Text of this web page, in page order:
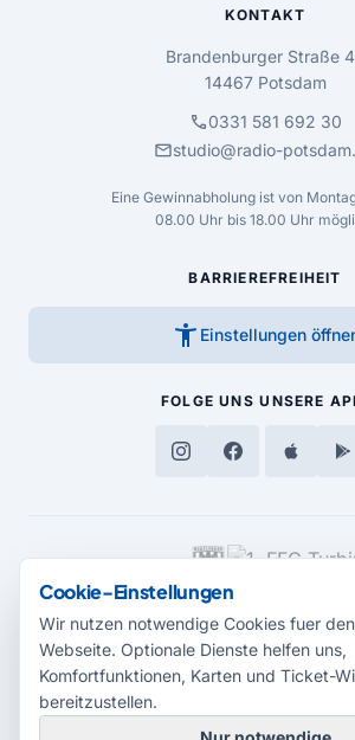
KONTAKT
Brandenburger Straße
14467 Potsdam
call0331 581 692 30
mailstudio@radio-
Eine Gewinnabholung ist von
08.00 Uhr bis 18.00 Uhr
BARRIEREFREIHEIT
accessibility_new Einstellungen
FOLGE UNS UNSERE
MEDIENPARTNER
Cookie-Einstellungen
Wir nutzen notwendige Cookies fuer
Webseite. Optionale Dienste helfen uns,
Komfortfunktionen, Karten und Ticket-
bereitzustellen.